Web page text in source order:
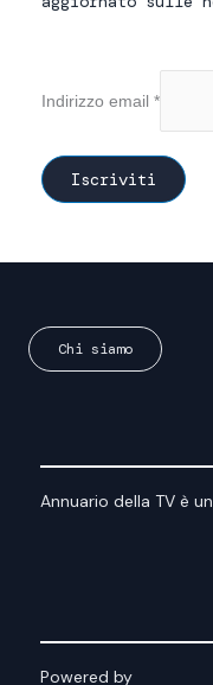
Indirizzo email *
Chi siamo
Annuario della TV è
Powered by